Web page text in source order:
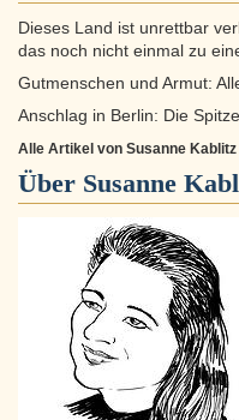
Dieses Land ist unrettbar
das noch nicht einmal zu
Gutmenschen und Armut:
Anschlag in Berlin: Die
Alle Artikel von Susanne Kablitz
Über Susanne